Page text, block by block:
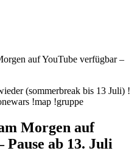
auf YouTube verfügbar –
(sommerbreak bis 13 Juli) !
!map !gruppe
Morgen auf
Pause ab 13. Juli